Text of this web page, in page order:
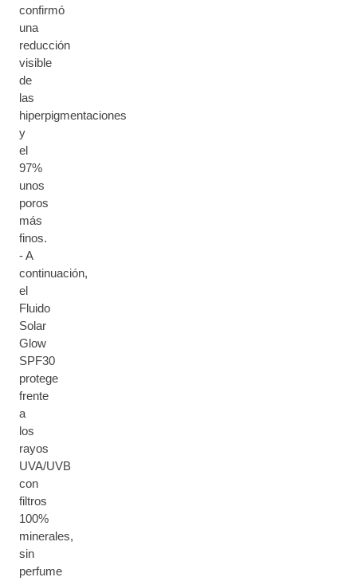
confirmó
una
reducción
visible
de
las
hiperpigmentaciones
y
el
97%
unos
poros
más
finos.
- A
continuación,
el
Fluido
Solar
Glow
SPF30
protege
frente
a
los
rayos
UVA/UVB
con
filtros
100%
minerales,
sin
perfume